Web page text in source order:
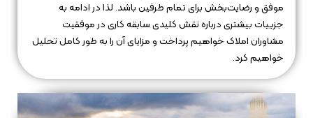
موفق و رضایت‌بخش برای تمام طرفین باشد. لذا در ادامه به
جزییات بیشتری درباره نقش کلیدی سابقه کاری در موفقیت
مشاوران املاک خواهیم پرداخت و مزایای آن را به طور کامل تحلیل
خواهیم کرد.